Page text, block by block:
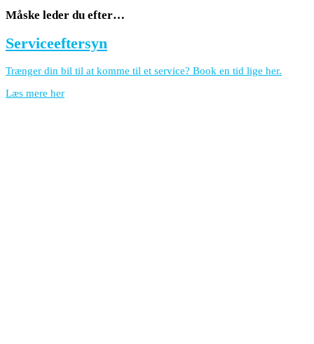
Måske leder du efter…
Serviceeftersyn
Trænger din bil til at komme til et service? Book en tid lige her.
Læs mere her